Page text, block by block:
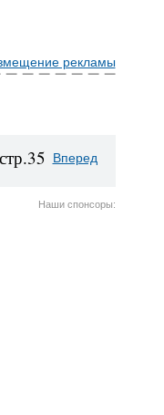
рекламы
стр.35 Вперед
Наши спонсоры: